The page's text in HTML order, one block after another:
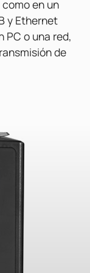
en un
y Ethernet
PC o una red,
de